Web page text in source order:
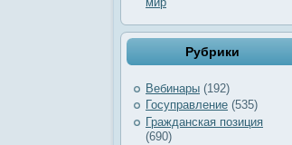
Рубрики
Вебинары (192)
Госуправление (535)
Гражданская позиция
(690)